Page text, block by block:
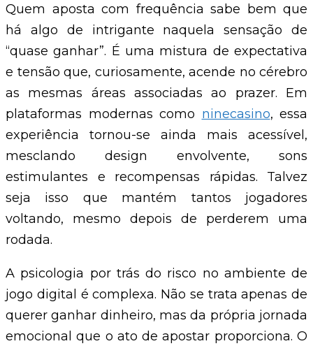
Quem aposta com frequência sabe bem que
há algo de intrigante naquela sensação de
“quase ganhar”. É uma mistura de expectativa
e tensão que, curiosamente, acende no cérebro
as mesmas áreas associadas ao prazer. Em
plataformas modernas como ninecasino, essa
experiência tornou-se ainda mais acessível,
mesclando design envolvente, sons
estimulantes e recompensas rápidas. Talvez
seja isso que mantém tantos jogadores
voltando, mesmo depois de perderem uma
rodada.
A psicologia por trás do risco no ambiente de
jogo digital é complexa. Não se trata apenas de
querer ganhar dinheiro, mas da própria jornada
emocional que o ato de apostar proporciona. O